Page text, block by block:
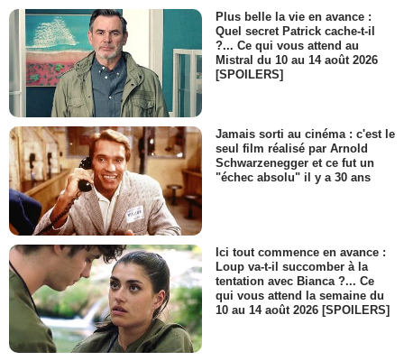
Plus belle la vie en avance :
Quel secret Patrick cache-t-il
?... Ce qui vous attend au
Mistral du 10 au 14 août 2026
[SPOILERS]
Jamais sorti au cinéma : c'est le
seul film réalisé par Arnold
Schwarzenegger et ce fut un
"échec absolu" il y a 30 ans
Ici tout commence en avance :
Loup va-t-il succomber à la
tentation avec Bianca ?... Ce
qui vous attend la semaine du
10 au 14 août 2026 [SPOILERS]